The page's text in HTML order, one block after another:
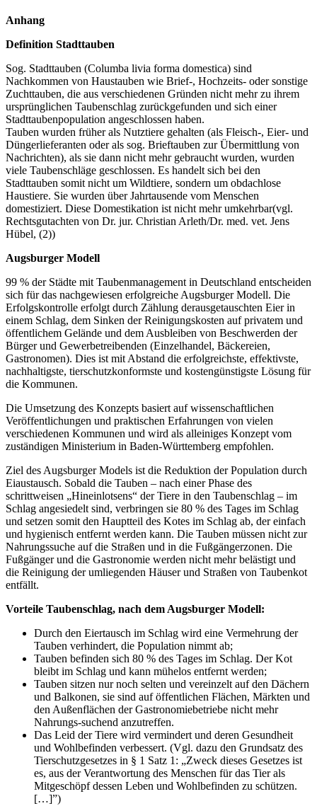
Anhang
Definition Stadttauben
Sog. Stadttauben (Columba livia forma domestica) sind
Nachkommen von Haustauben wie Brief-, Hochzeits- oder sonstige
Zuchttauben, die aus verschiedenen Gründen nicht mehr zu ihrem
ursprünglichen Taubenschlag zurückgefunden und sich einer
Stadttaubenpopulation angeschlossen haben.
Tauben wurden früher als Nutztiere gehalten (als Fleisch-, Eier- und
Düngerlieferanten oder als sog. Brieftauben zur Übermittlung von
Nachrichten), als sie dann nicht mehr gebraucht wurden, wurden
viele Taubenschläge geschlossen. Es handelt sich bei den
Stadttauben somit nicht um Wildtiere, sondern um obdachlose
Haustiere. Sie wurden über Jahrtausende vom Menschen
domestiziert. Diese Domestikation ist nicht mehr umkehrbar(vgl.
Rechtsgutachten von Dr. jur. Christian Arleth/Dr. med. vet. Jens
Hübel, (2))
Augsburger Modell
99 % der Städte mit Taubenmanagement in Deutschland entscheiden
sich für das nachgewiesen erfolgreiche Augsburger Modell. Die
Erfolgskontrolle erfolgt durch Zählung derausgetauschten Eier in
einem Schlag, dem Sinken der Reinigungskosten auf privatem und
öffentlichem Gelände und dem Ausbleiben von Beschwerden der
Bürger und Gewerbetreibenden (Einzelhandel, Bäckereien,
Gastronomen). Dies ist mit Abstand die erfolgreichste, effektivste,
nachhaltigste, tierschutzkonformste und kostengünstigste Lösung für
die Kommunen.
Die Umsetzung des Konzepts basiert auf wissenschaftlichen
Veröffentlichungen und praktischen Erfahrungen von vielen
verschiedenen Kommunen und wird als alleiniges Konzept vom
zuständigen Ministerium in Baden-Württemberg empfohlen.
Ziel des Augsburger Models ist die Reduktion der Population durch
Eiaustausch. Sobald die Tauben – nach einer Phase des
schrittweisen „Hineinlotsens“ der Tiere in den Taubenschlag – im
Schlag angesiedelt sind, verbringen sie 80 % des Tages im Schlag
und setzen somit den Hauptteil des Kotes im Schlag ab, der einfach
und hygienisch entfernt werden kann. Die Tauben müssen nicht zur
Nahrungssuche auf die Straßen und in die Fußgängerzonen. Die
Fußgänger und die Gastronomie werden nicht mehr belästigt und
die Reinigung der umliegenden Häuser und Straßen von Taubenkot
entfällt.
Vorteile Taubenschlag, nach dem Augsburger Modell:
Durch den Eiertausch im Schlag wird eine Vermehrung der
Tauben verhindert, die Population nimmt ab;
Tauben befinden sich 80 % des Tages im Schlag. Der Kot
bleibt im Schlag und kann mühelos entfernt werden;
Tauben sitzen nur noch selten und vereinzelt auf den Dächern
und Balkonen, sie sind auf öffentlichen Flächen, Märkten und
den Außenflächen der Gastronomiebetriebe nicht mehr
Nahrungs-suchend anzutreffen.
Das Leid der Tiere wird vermindert und deren Gesundheit
und Wohlbefinden verbessert. (Vgl. dazu den Grundsatz des
Tierschutzgesetzes in § 1 Satz 1: „Zweck dieses Gesetzes ist
es, aus der Verantwortung des Menschen für das Tier als
Mitgeschöpf dessen Leben und Wohlbefinden zu schützen.
[…]”)